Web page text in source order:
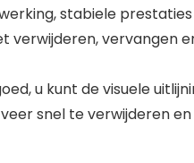
stabiele
vervangen
u kunt de visuele
snel te verwijderen